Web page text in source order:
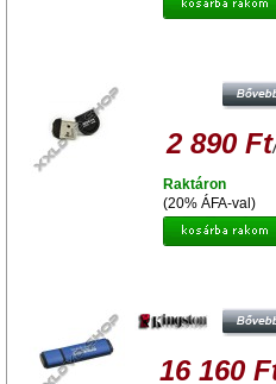
2 890 Ft
(20% ÁFA-val)
Raktáron
16 160